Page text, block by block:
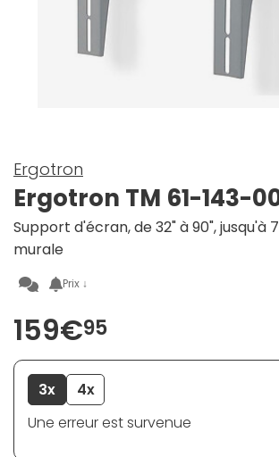
Ergotron
Ergotron TM 61-143-
Support d'écran, de 32" à 90", jusqu'à
murale
Prix ↓
159€95
3x
4x
Une erreur est survenue